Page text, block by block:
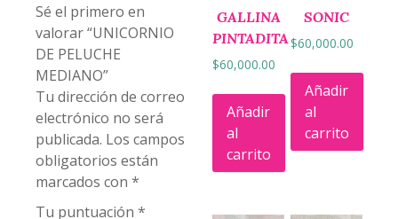
Sé el primero en
valorar “UNICORNIO
DE PELUCHE
MEDIANO”
Tu dirección de correo
electrónico no será
publicada. Los campos
obligatorios están
marcados con *
Tu puntuación *
GALLINA
PINTADITA
$60,000.00
Añadir
al
carrito
SONIC
$60,000.00
Añadir
al
carrito